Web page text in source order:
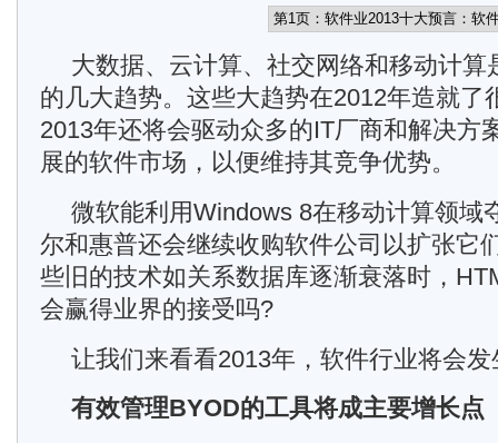
大数据、云计算、社交网络和移动计算
的几大趋势。这些大趋势在2012年造就了
2013年还将会驱动众多的IT厂商和解决方
展的软件市场，以便维持其竞争优势。
微软能利用Windows 8在移动计算领域
尔和惠普还会继续收购软件公司以扩张它
些旧的技术如关系数据库逐渐衰落时，
会赢得业界的接受吗?
让我们来看看2013年，软件行业将会
有效管理BYOD的工具将成主要增长点